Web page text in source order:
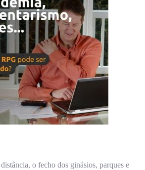
o fecho dos ginásios, parques e